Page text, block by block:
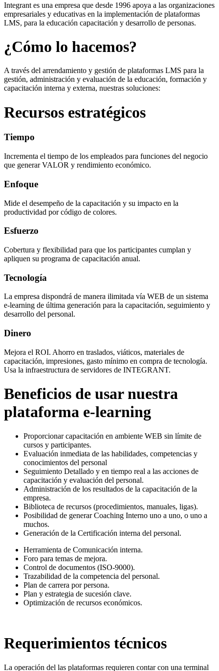
Integrant es una empresa que desde 1996 apoya a las organizaciones
empresariales y educativas en la implementación de plataformas
LMS, para la educación capacitación y desarrollo de personas.
¿Cómo lo hacemos?
A través del arrendamiento y gestión de plataformas LMS para la
gestión, administración y evaluación de la educación, formación y
capacitación interna y externa, nuestras soluciones:
Recursos estratégicos
Tiempo
Incrementa el tiempo de los empleados para funciones del negocio
que generar VALOR y rendimiento económico.
Enfoque
Mide el desempeño de la capacitación y su impacto en la
productividad por código de colores.
Esfuerzo
Cobertura y flexibilidad para que los participantes cumplan y
apliquen su programa de capacitación anual.
Tecnología
La empresa dispondrá de manera ilimitada vía WEB de un sistema
e-learning de última generación para la capacitación, seguimiento y
desarrollo del personal.
Dinero
Mejora el ROI. Ahorro en traslados, viáticos, materiales de
capacitación, impresiones, gasto mínimo en compra de tecnología.
Usa la infraestructura de servidores de INTEGRANT.
Beneficios de usar nuestra
plataforma e-learning
Proporcionar capacitación en ambiente WEB sin límite de
cursos y participantes.
Evaluación inmediata de las habilidades, competencias y
conocimientos del personal
Seguimiento Detallado y en tiempo real a las acciones de
capacitación y evaluación del personal.
Administración de los resultados de la capacitación de la
empresa.
Biblioteca de recursos (procedimientos, manuales, ligas).
Posibilidad de generar Coaching Interno uno a uno, o uno a
muchos.
Generación de la Certificación interna del personal.
Herramienta de Comunicación interna.
Foro para temas de mejora.
Control de documentos (ISO-9000).
Trazabilidad de la competencia del personal.
Plan de carrera por persona.
Plan y estrategia de sucesión clave.
Optimización de recursos económicos.
Requerimientos técnicos
La operación del las plataformas requieren contar con una terminal